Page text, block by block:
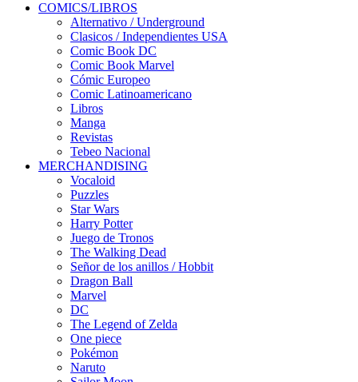
COMICS/LIBROS
Alternativo / Underground
Clasicos / Independientes USA
Comic Book DC
Comic Book Marvel
Cómic Europeo
Comic Latinoamericano
Libros
Manga
Revistas
Tebeo Nacional
MERCHANDISING
Vocaloid
Puzzles
Star Wars
Harry Potter
Juego de Tronos
The Walking Dead
Señor de los anillos / Hobbit
Dragon Ball
Marvel
DC
The Legend of Zelda
One piece
Pokémon
Naruto